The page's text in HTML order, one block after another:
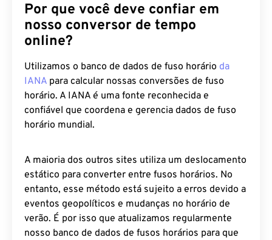
Por que você deve confiar em
nosso conversor de tempo
online?
Utilizamos o banco de dados de fuso horário da
IANA para calcular nossas conversões de fuso
horário. A IANA é uma fonte reconhecida e
confiável que coordena e gerencia dados de fuso
horário mundial.
A maioria dos outros sites utiliza um deslocamento
estático para converter entre fusos horários. No
entanto, esse método está sujeito a erros devido a
eventos geopolíticos e mudanças no horário de
verão. É por isso que atualizamos regularmente
nosso banco de dados de fusos horários para que